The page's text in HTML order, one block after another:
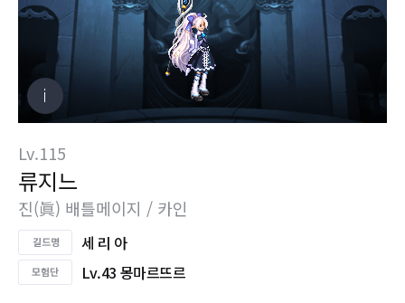
Lv.115
류지느
진(眞) 배틀메이지 / 카인
세 리 아
Lv.43 몽마르뜨르